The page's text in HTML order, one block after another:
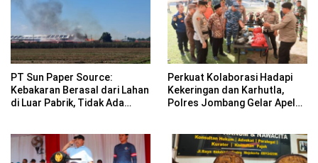
PT Sun Paper Source:
Kebakaran Berasal dari Lahan
di Luar Pabrik, Tidak Ada
Perkuat Kolaborasi Hadapi
Kekeringan dan Karhutla,
Polres Jombang Gelar Apel